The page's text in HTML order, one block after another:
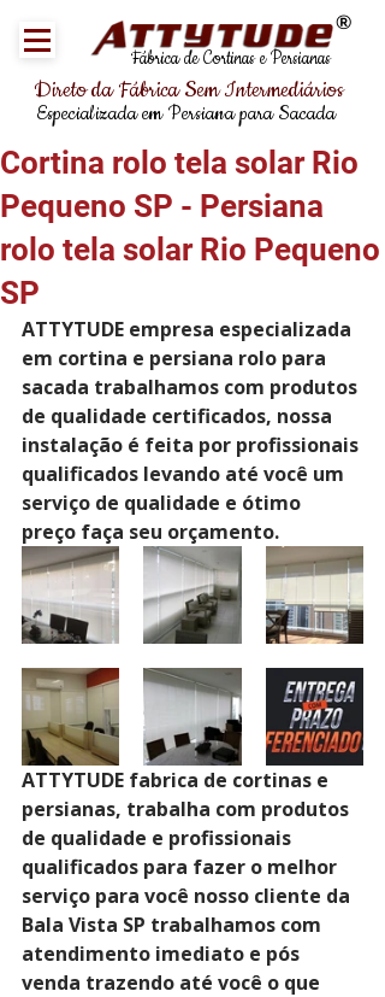
Fábrica de Cortinas e Persianas
®
Direto da Fábrica Sem Intermediários
Especializada em Persiana para Sacada
Cortina rolo tela solar Rio
Pequeno SP - Persiana
rolo tela solar Rio Pequeno
SP
ATTYTUDE empresa especializada
em cortina e persiana rolo para
sacada trabalhamos com produtos
de qualidade certificados, nossa
instalação é feita por profissionais
qualificados levando até você um
serviço de qualidade e ótimo
preço faça seu orçamento.
ATTYTUDE fabrica de cortinas e
persianas, trabalha com produtos
de qualidade e profissionais
qualificados para fazer o melhor
serviço para você nosso cliente da
Bala Vista SP trabalhamos com
atendimento imediato e pós
venda trazendo até você o que